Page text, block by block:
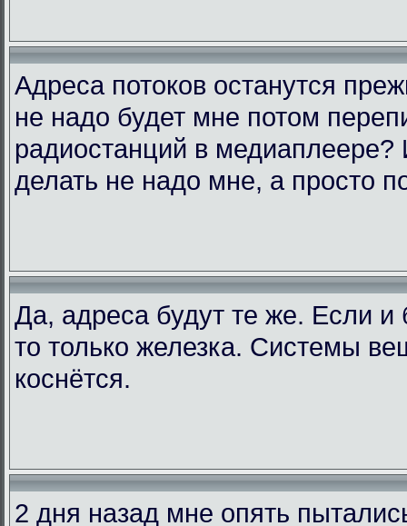
Адреса потоков останутся
не надо будет мне потом
радиостанций в медиаплеере?
делать не надо мне, а просто
Да, адреса будут те же. Если и
то только железка. Системы
коснётся.
2 дня назад мне опять